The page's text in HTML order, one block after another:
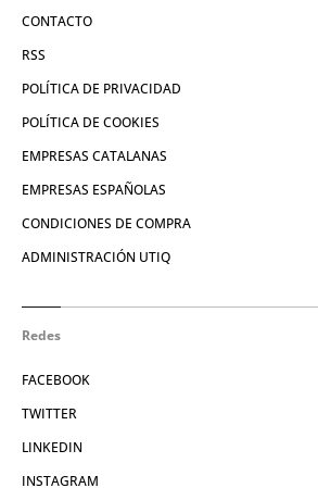
CONTACTO
RSS
POLÍTICA DE PRIVACIDAD
POLÍTICA DE COOKIES
EMPRESAS CATALANAS
EMPRESAS ESPAÑOLAS
CONDICIONES DE COMPRA
ADMINISTRACIÓN UTIQ
Redes
FACEBOOK
TWITTER
LINKEDIN
INSTAGRAM